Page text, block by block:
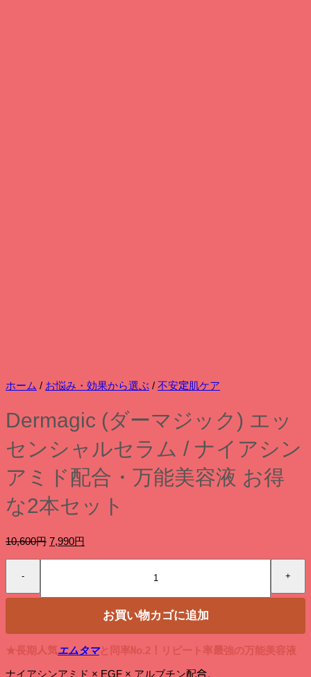
ホーム / お悩み・効果から選ぶ / 不安定肌ケア
Dermagic (ダーマジック) エッ
センシャルセラム / ナイアシン
アミド配合・万能美容液 お得
な2本セット
10,600円 元
で
し
た。
7,990円
7,990
円
で
す。
Dermagic
ー
マ
エ
ッ
お買い物カゴに追加
★長期人気エムタマと同率No.2！リピート率最強の万能美容液
ナイアシンアミド × EGF × アルブチン配合。